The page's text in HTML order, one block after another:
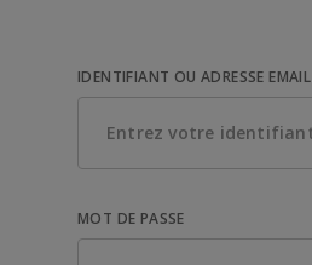
IDENTIFIANT OU ADRESSE EMAIL
MOT DE PASSE